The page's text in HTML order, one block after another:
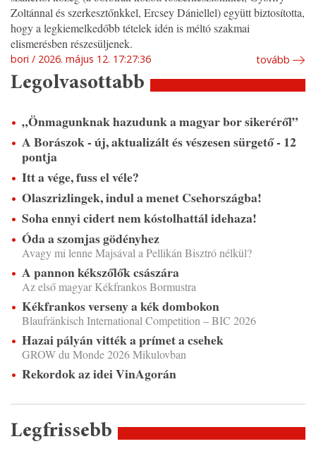
Zoltánnal és szerkesztőnkkel, Ercsey Dániellel) együtt biztosította,
hogy a legkiemelkedőbb tételek idén is méltó szakmai
elismerésben részesüljenek.
bori 2026. május 12. 17:27:36 tovább
Legolvasottabb
„Önmagunknak hazudunk a magyar bor sikeréről”
A Borászok - új, aktualizált és vészesen sürgető - 12
pontja
Itt a vége, fuss el véle?
Olaszrizlingek, indul a menet Csehországba!
Soha ennyi cidert nem kóstolhattál idehaza!
Óda a szomjas gödényhez
Avagy mi lenne Majsával a Pellikán Bisztró nélkül?
A pannon kékszőlők császára
Az első magyar Kékfrankos Bormustra
Kékfrankos verseny a kék dombokon
Blaufränkisch International Competition – BIC 2026
Hazai pályán vitték a prímet a csehek
GROW du Monde 2026 Mikulovban
Rekordok az idei VinAgorán
Legfrissebb